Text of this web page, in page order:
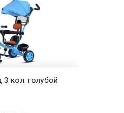
3 кол. голубой